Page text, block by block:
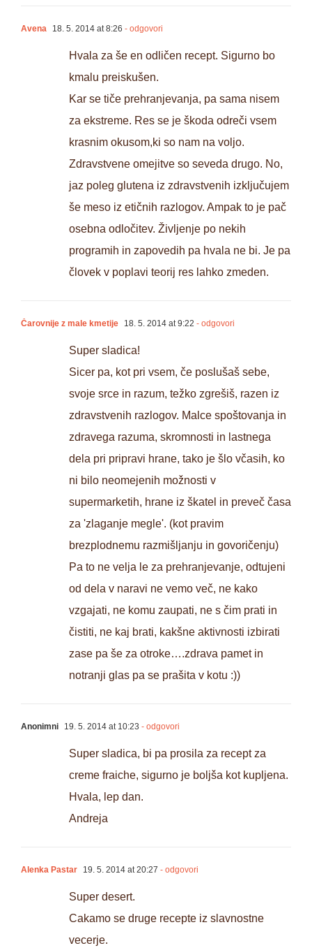
Avena 18. 5. 2014 at 8:26 - odgovori
Hvala za še en odličen recept. Sigurno bo
kmalu preiskušen.
Kar se tiče prehranjevanja, pa sama nisem
za ekstreme. Res se je škoda odreči vsem
krasnim okusom,ki so nam na voljo.
Zdravstvene omejitve so seveda drugo. No,
jaz poleg glutena iz zdravstvenih izključujem
še meso iz etičnih razlogov. Ampak to je pač
osebna odločitev. Življenje po nekih
programih in zapovedih pa hvala ne bi. Je pa
človek v poplavi teorij res lahko zmeden.
Čarovnije z male kmetije 18. 5. 2014 at 9:22 - odgovori
Super sladica!
Sicer pa, kot pri vsem, če poslušaš sebe,
svoje srce in razum, težko zgrešiš, razen iz
zdravstvenih razlogov. Malce spoštovanja in
zdravega razuma, skromnosti in lastnega
dela pri pripravi hrane, tako je šlo včasih, ko
ni bilo neomejenih možnosti v
supermarketih, hrane iz škatel in preveč časa
za 'zlaganje megle'. (kot pravim
brezplodnemu razmišljanju in govoričenju)
Pa to ne velja le za prehranjevanje, odtujeni
od dela v naravi ne vemo več, ne kako
vzgajati, ne komu zaupati, ne s čim prati in
čistiti, ne kaj brati, kakšne aktivnosti izbirati
zase pa še za otroke….zdrava pamet in
notranji glas pa se prašita v kotu :))
Anonimni 19. 5. 2014 at 10:23 - odgovori
Super sladica, bi pa prosila za recept za
creme fraiche, sigurno je boljša kot kupljena.
Hvala, lep dan.
Andreja
Alenka Pastar 19. 5. 2014 at 20:27 - odgovori
Super desert.
Cakamo se druge recepte iz slavnostne
vecerje.